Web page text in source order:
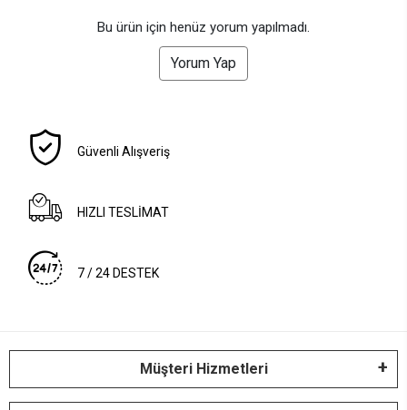
Bu ürün için henüz yorum yapılmadı.
Yorum Yap
Güvenli Alışveriş
HIZLI TESLİMAT
7 / 24 DESTEK
Müşteri Hizmetleri